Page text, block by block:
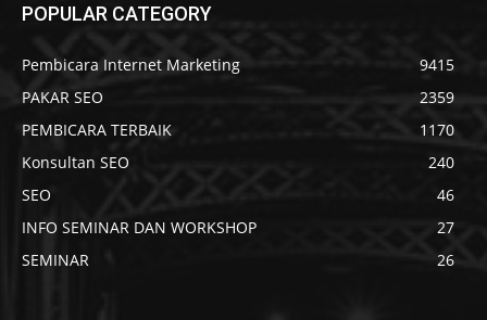
POPULAR CATEGORY
Pembicara Internet Marketing
9415
PAKAR SEO
2359
PEMBICARA TERBAIK
1170
Konsultan SEO
240
SEO
46
INFO SEMINAR DAN WORKSHOP
27
SEMINAR
26